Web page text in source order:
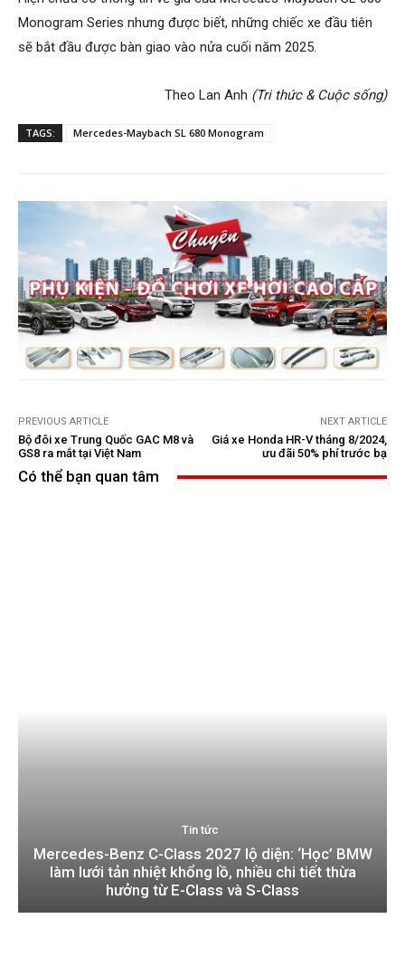
Monogram Series nhưng được biết, những chiếc xe đầu tiên
sẽ bắt đầu được bàn giao vào nửa cuối năm 2025.
Theo Lan Anh (Tri thức & Cuộc sống)
TAGS: Mercedes-Maybach SL 680 Monogram
PREVIOUS ARTICLE
Bộ đôi xe Trung Quốc GAC M8 và
GS8 ra mắt tại Việt Nam
NEXT ARTICLE
Giá xe Honda HR-V tháng 8/2024,
ưu đãi 50% phí trước bạ
Có thể bạn quan tâm
Tin tức
Mercedes-Benz C-Class 2027 lộ diện: ‘Học’ BMW
làm lưới tản nhiệt khổng lồ, nhiều chi tiết thừa
hưởng từ E-Class và S-Class